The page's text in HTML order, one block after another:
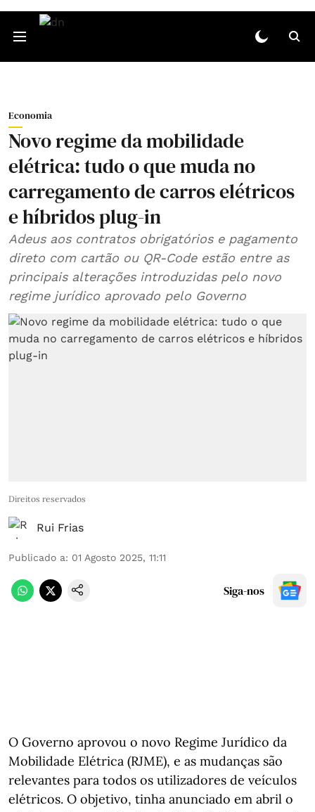
Economia
Novo regime da mobilidade
elétrica: tudo o que muda no
carregamento de carros elétricos
e híbridos plug-in
Adeus aos contratos obrigatórios e pagamento
direto com cartão ou QR-Code estão entre as
principais alterações introduzidas pelo novo
regime jurídico aprovado pelo Governo
Direitos reservados
Rui Frias
Publicado a: 01 Agosto 2025, 11:11
Siga-nos
O Governo aprovou o novo Regime Jurídico da
Mobilidade Elétrica (RJME), e as mudanças são
relevantes para todos os utilizadores de veículos
elétricos. O objetivo, tinha anunciado em abril o